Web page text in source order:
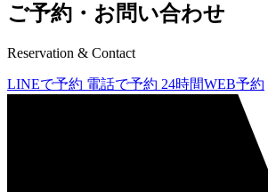
ご予約・お問い合わせ
Reservation & Contact
LINEで予約 電話で予約 24時間WEB予約